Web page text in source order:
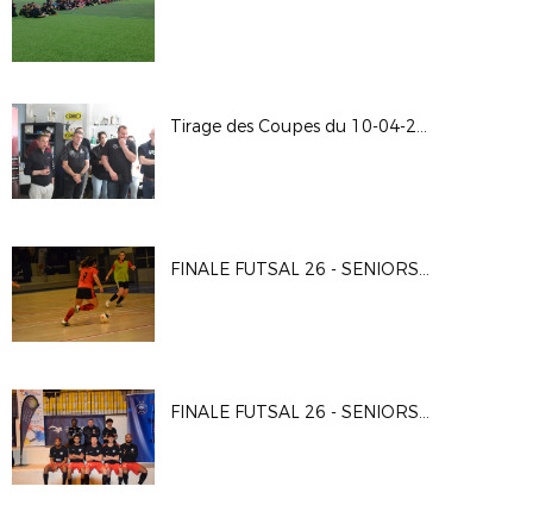
Tirage des Coupes du 10-04-2026
FINALE FUTSAL 26 - SENIORS F
FINALE FUTSAL 26 - SENIORS G